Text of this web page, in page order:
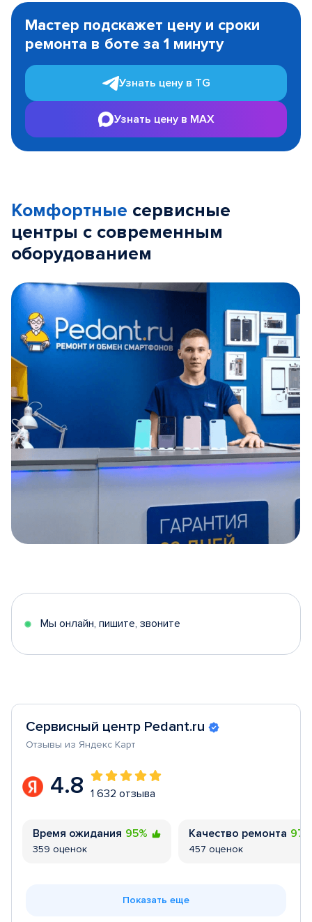
1
Мастер подскажет цену и сроки
ремонта в боте за 1 минуту
Узнать цену в TG
Узнать цену в MAX
Комфортные сервисные
центры с современным
оборудованием
5
Мы онлайн, пишите, звоните
Сервисный центр Pedant.ru
Отзывы из Яндекс Карт
4.8 1 632 отзыва
Время ожидания 95%
359 оценок
Качество ремонта
457 оценок
Показать еще